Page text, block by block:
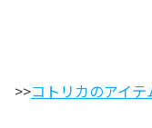
>>コトリカのアイテ